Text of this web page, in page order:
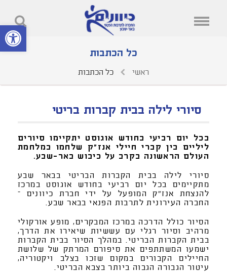
פתח סרגל
כל הכתבות
ראשי כל הכתבות
סיורי לילה בבית קברות בריטי
בכל יום רביעי בחודש אוגוסט יתקיימו סיורים
ליליים בין קברי חיילי אנז"ק שלחמו במלחמת
העולם הראשונה בקרב על כיבוש באר-שבע.
סיורי לילה בבית הקברות הבריטי בבאר שבע
מתקיימים בכל יום רביעי בחודש אוגוסט במרכז
להנצחת אנז"ק המופעל על ידי חברת כיוונים –
החברה העירונית לתרבות הפנאי בבאר שבע.
הסיור כולל הדרכה במרכז המבקרים, מופע אורקולי
מרהיב וסיור רגלי עם עששיות שיאירו את הדרך,
בבית הקברות הבריטי. במהלך הסיור בבית הקברות
ישמעו המשתתפים את סיפורם המרתק של שלושת
החיילים הקבורים במקום שזכו בצלב ויקטוריה,
עיטור הגבורה הגבוה ביותר בצבא הבריטי.